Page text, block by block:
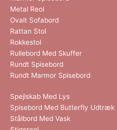
Metal Reol
Ovalt Sofabord
Rattan Stol
Rokkestol
Rullebord Med Skuffer
Rundt Spisebord
Rundt Marmor Spisebord
Spejlskab Med Lys
Spisebord Med Butterfly Udtræk
Stålbord Med Vask